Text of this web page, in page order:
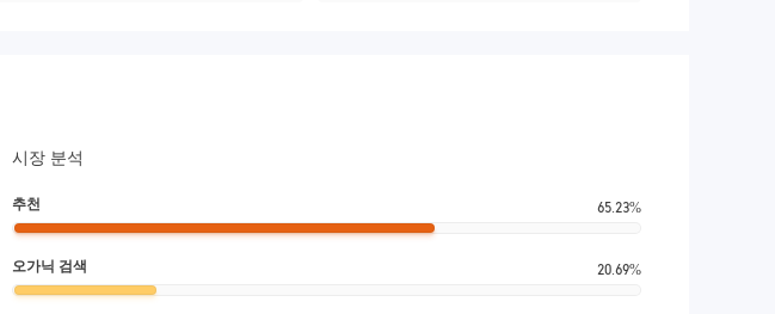
시장 분석
추천 65.23%
오가닉 검색 20.69%